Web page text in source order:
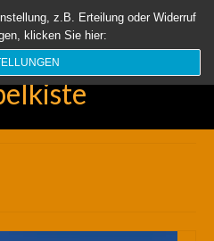
Unsere Rappelkiste Länder
z.B. Erteilung oder Widerruf
klicken Sie hier: